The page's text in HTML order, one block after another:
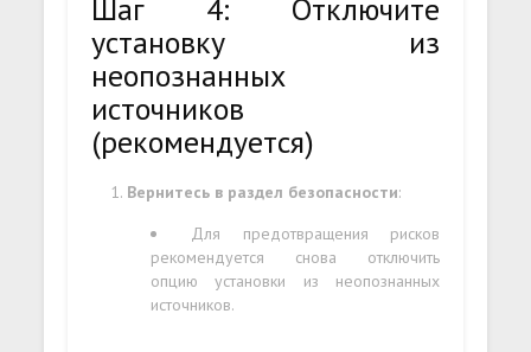
Шаг 4: Отключите
установку из
неопознанных
источников
(рекомендуется)
Вернитесь в раздел безопасности:
Для предотвращения рисков
рекомендуется снова отключить
опцию установки из неопознанных
источников.